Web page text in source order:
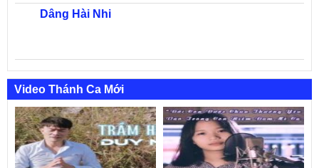
Dâng Hài Nhi
Video Thánh Ca Mới